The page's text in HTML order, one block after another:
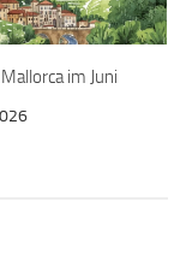
im Juni